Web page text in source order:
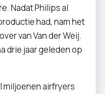
Nadat Philips al
had, nam het
van Van der Weij.
drie jaar geleden op
miljoenen airfryers